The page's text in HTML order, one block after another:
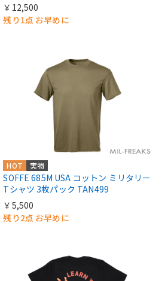
￥12,500
残り1点 お早めに
HOT 実物
SOFFE 685M USA コットン ミリタリー
Tシャツ 3枚パック TAN499
￥5,500
残り2点 お早めに